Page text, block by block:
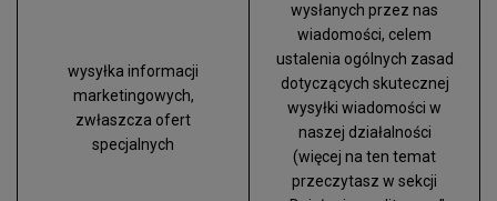
wysyłka informacji
marketingowych,
zwłaszcza ofert
specjalnych
wysłanych przez nas
wiadomości, celem
ustalenia ogólnych zasad
dotyczących skutecznej
wysyłki wiadomości w
naszej działalności
(więcej na ten temat
przeczytasz w sekcji